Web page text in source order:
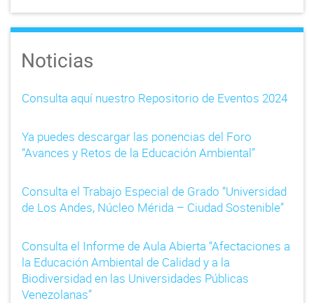
Noticias
Consulta aquí nuestro Repositorio de Eventos 2024
Ya puedes descargar las ponencias del Foro
“Avances y Retos de la Educación Ambiental”
Consulta el Trabajo Especial de Grado “Universidad
de Los Andes, Núcleo Mérida – Ciudad Sostenible”
Consulta el Informe de Aula Abierta “Afectaciones a
la Educación Ambiental de Calidad y a la
Biodiversidad en las Universidades Públicas
Venezolanas”